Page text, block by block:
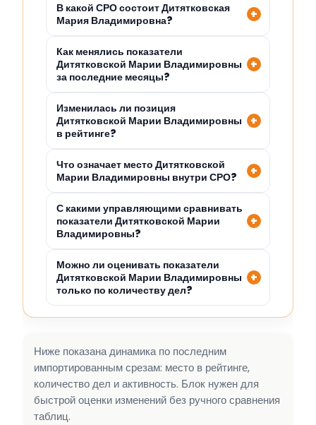
В какой СРО состоит Дитятковская
Мария Владимировна?
Как менялись показатели
Дитятковской Марии Владимировны
за последние месяцы?
Изменилась ли позиция
Дитятковской Марии Владимировны
в рейтинге?
Что означает место Дитятковской
Марии Владимировны внутри СРО?
С какими управляющими сравнивать
показатели Дитятковской Марии
Владимировны?
Можно ли оценивать показатели
Дитятковской Марии Владимировны
только по количеству дел?
Ниже показана динамика по последним
импортированным срезам: место в рейтинге,
количество дел и активность. Блок нужен для
быстрой оценки изменений без ручного сравнения
таблиц.